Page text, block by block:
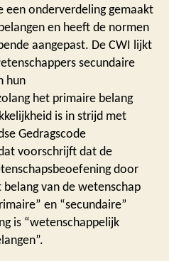
een onderverdeling gemaakt
en heeft de normen
aangepast. De CWI lijkt
secundaire
hun
het primaire belang
is in strijd met
Gedragscode
voorschrijft dat de
door
van de wetenschap
en “secundaire”
is “wetenschappelijk